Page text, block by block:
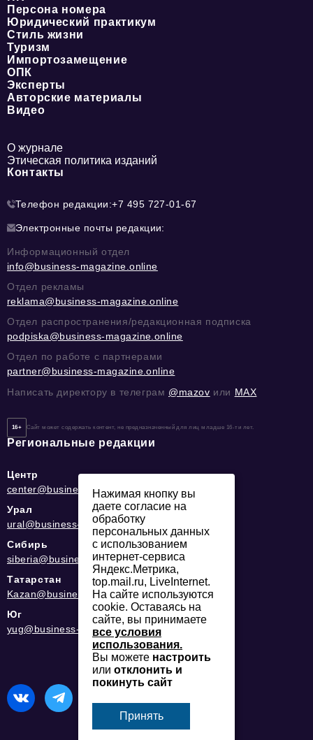
Персона номера
Юридический практикум
Стиль жизни
Туризм
Импортозамещение
ОПК
Эксперты
Авторские материалы
Видео
О журнале
Этическая политика изданий
Контакты
Телефон редакции:+7 495 727-01-67
Электронные почты редакции:
Информационный отдел
info@business-magazine.online
Отдел рекламы
reklama@business-magazine.online
Отдел распространения/редакционная подписка
podpiska@business-magazine.online
Отдел по работе с партнерами
partner@business-magazine.online
Написать директору в телеграм @mazov или MAX
16+ Сайт может содержать контент, не предназначенный для лиц младше 16-ти лет.
Региональные редакции
Центр
center@business-magazine.online
Урал
ural@business-magazine.online
Сибирь
siberia@business-magazine.online
Татарстан
Kazan@business-magazine.online
Юг
yug@business-magazine.online
Нажимая кнопку вы
даете согласие на
обработку
персональных данных
с использованием
интернет-сервиса
Яндекс.Метрика,
top.mail.ru, LiveInternet.
На сайте используются
cookie. Оставаясь на
сайте, вы принимаете
все условия
использования.
Вы можете настроить
или отклонить и
покинуть сайт
Принять